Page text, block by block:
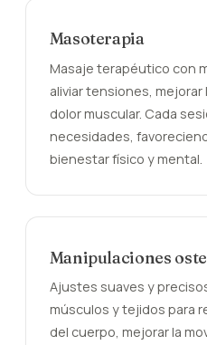
Masoterapia
Masaje terapéutico con
aliviar tensiones,
dolor muscular. Cada
necesidades,
bienestar físico y mental.
Manipulaciones
Ajustes suaves y
músculos y tejidos para
del cuerpo, mejorar la